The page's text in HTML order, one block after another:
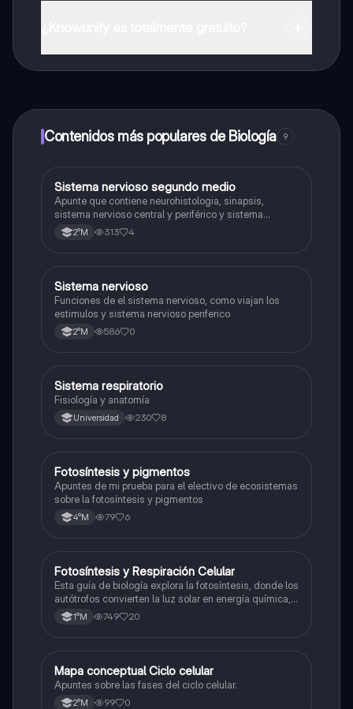
a determinadas funciones.
Contenidos más populares de Biología 9
Biología
Sistema nervioso segundo medio
Apunte que contiene neurohistologia, sinapsis,
sistema nervioso central y periférico y sistema
endocrino
2°M 313 4
SBiología
Sistema nervioso
Funciones de el sistema nervioso, como viajan los
estimulos y sistema nervioso periferico
2°M 586 0
Biología
Sistema respiratorio
Fisiología y anatomía
Universidad 230 8
Biología
Fotosíntesis y pigmentos
Apuntes de mi prueba para el electivo de ecosistemas
sobre la fotosíntesis y pigmentos
4°M 79 6
Biología
Fotosíntesis y Respiración Celular
Esta guía de biología explora la fotosíntesis, donde los
autótrofos convierten la luz solar en energía química, y
la respiración celular, un proceso vital para el flujo de
energía en los ecosistemas.
1°M 749 20
Biología
Mapa conceptual Ciclo celular
Apuntes sobre las fases del ciclo celular.
2°M 99 0